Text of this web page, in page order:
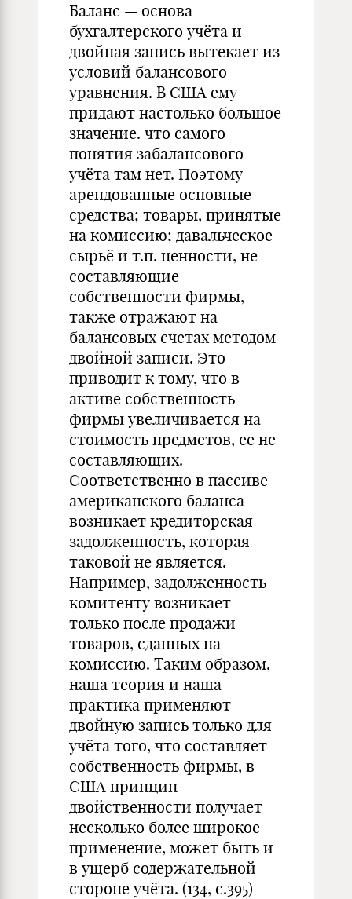
Баланс — основа
бухгалтерского учёта и
двойная запись вытекает из
условий балансового
уравнения. В США ему
придают настолько большое
значение. что самого
понятия забалансового
учёта там нет. Поэтому
арендованные основные
средства; товары, принятые
на комиссию; давальческое
сырьё и т.п. ценности, не
составляющие
собственности фирмы,
также отражают на
балансовых счетах методом
двойной записи. Это
приводит к тому, что в
активе собственность
фирмы увеличивается на
стоимость предметов, ее не
составляющих.
Соответственно в пассиве
американского баланса
возникает кредиторская
задолженность, которая
таковой не является.
Например, задолженность
комитенту возникает
только после продажи
товаров, сданных на
комиссию. Таким образом,
наша теория и наша
практика применяют
двойную запись только для
учёта того, что составляет
собственность фирмы, в
США принцип
двойственности получает
несколько более широкое
применение, может быть и
в ущерб содержательной
стороне учёта. (134, с.395)